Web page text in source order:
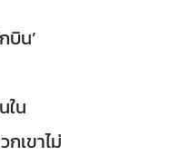
บิน’
ใน
เขาไม่